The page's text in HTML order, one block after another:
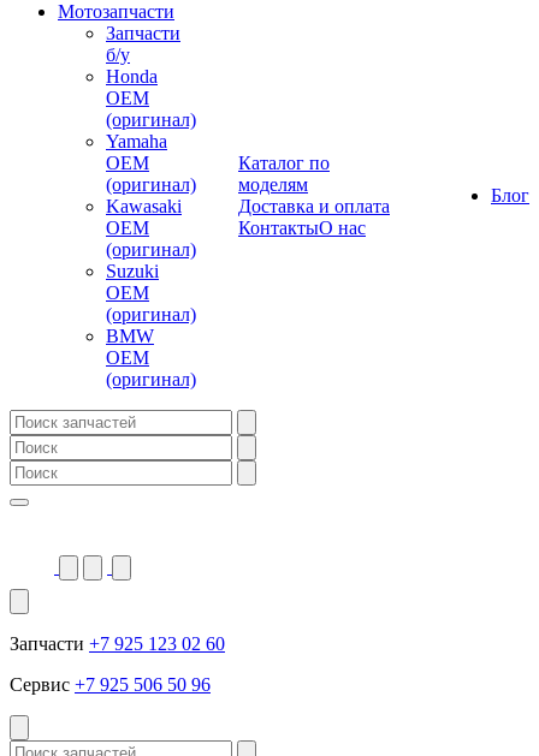
Мотозапчасти
Запчасти
б/у
Honda
OEM
(оригинал)
Yamaha
OEM
(оригинал)
Kawasaki
OEM
(оригинал)
Suzuki
OEM
(оригинал)
BMW
OEM
(оригинал)
Каталог по
моделям
Доставка и оплата
КонтактыО нас
Блог
Запчасти +7 925 123 02 60
Сервис +7 925 506 50 96